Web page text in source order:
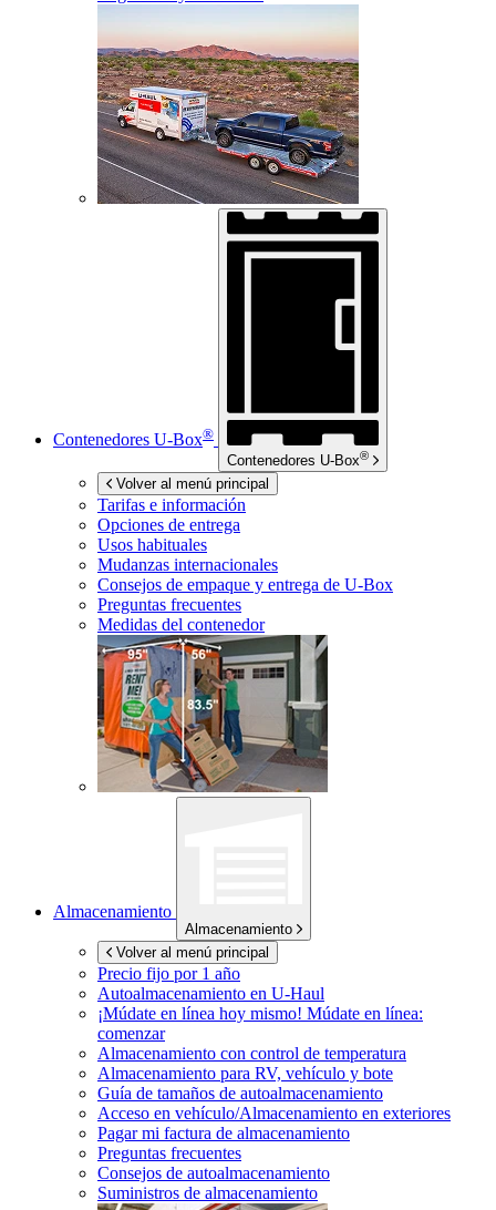
Contenedores U-Box®
Contenedores U-Box®
Volver al menú principal
Tarifas e información
Opciones de entrega
Usos habituales
Mudanzas internacionales
Consejos de empaque y entrega de U-Box
Preguntas frecuentes
Medidas del contenedor
Almacenamiento
Almacenamiento
Volver al menú principal
Precio fijo por 1 año
Autoalmacenamiento en U-Haul
¡Múdate en línea hoy mismo! Múdate en línea:
comenzar
Almacenamiento con control de temperatura
Almacenamiento para RV, vehículo y bote
Guía de tamaños de autoalmacenamiento
Acceso en vehículo/Almacenamiento en exteriores
Pagar mi factura de almacenamiento
Preguntas frecuentes
Consejos de autoalmacenamiento
Suministros de almacenamiento